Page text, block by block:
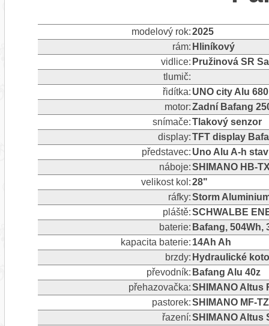
modelový rok:2025
rám: Hliníkový
vidlice: Pružinová SR
tlumič:
řidítka: UNO city Alu
motor:Zadní Bafang
snímače:Tlakový senzor
display:TFT display
představec: Uno Alu A-h
náboje:SHIMANO HB-
velikost kol:28"
ráfky:Storm
pláště:SCHWALBE
baterie: Bafang, 504Wh,
kapacita baterie: 14Ah Ah
brzdy: Hydraulické
převodník: Bafang Alu 40z
přehazovačka:SHIMANO Altus
pastorek:SHIMANO MF-
řazení:SHIMANO Altus